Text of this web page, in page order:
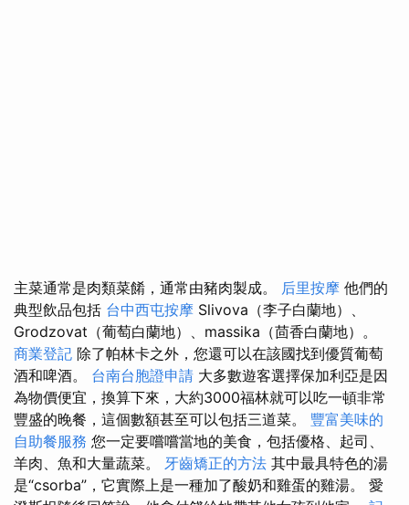
主菜通常是肉類菜餚，通常由豬肉製成。 后里按摩 他們的
典型飲品包括 台中西屯按摩 Slivova（李子白蘭地）、
Grodzovat（葡萄白蘭地）、massika（茴香白蘭地）。
商業登記 除了帕林卡之外，您還可以在該國找到優質葡萄
酒和啤酒。 台南台胞證申請 大多數遊客選擇保加利亞是因
為物價便宜，換算下來，大約3000福林就可以吃一頓非常
豐盛的晚餐，這個數額甚至可以包括三道菜。 豐富美味的
自助餐服務 您一定要嚐嚐當地的美食，包括優格、起司、
羊肉、魚和大量蔬菜。 牙齒矯正的方法 其中最具特色的湯
是“csorba”，它實際上是一種加了酸奶和雞蛋的雞湯。 愛